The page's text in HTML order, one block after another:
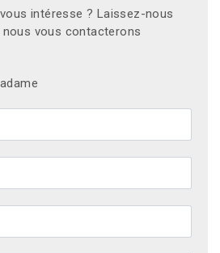
intéresse ? Laissez-nous
vous contacterons